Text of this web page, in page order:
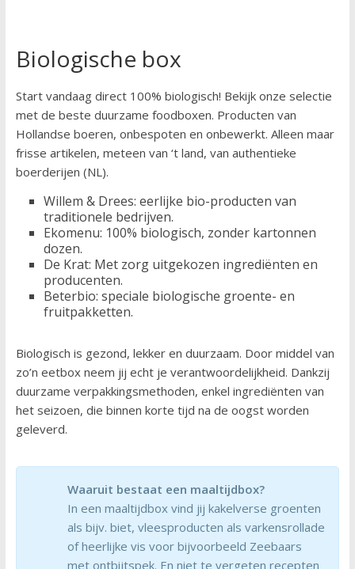
Biologische box
Start vandaag direct 100% biologisch! Bekijk onze selectie
met de beste duurzame foodboxen. Producten van
Hollandse boeren, onbespoten en onbewerkt. Alleen maar
frisse artikelen, meteen van ‘t land, van authentieke
boerderijen (NL).
Willem & Drees: eerlijke bio-producten van
traditionele bedrijven.
Ekomenu: 100% biologisch, zonder kartonnen
dozen.
De Krat: Met zorg uitgekozen ingrediënten en
producenten.
Beterbio: speciale biologische groente- en
fruitpakketten.
Biologisch is gezond, lekker en duurzaam. Door middel van
zo’n eetbox neem jij echt je verantwoordelijkheid. Dankzij
duurzame verpakkingsmethoden, enkel ingrediënten van
het seizoen, die binnen korte tijd na de oogst worden
geleverd.
Waaruit bestaat een maaltijdbox?
In een maaltijdbox vind jij kakelverse groenten
als bijv. biet, vleesproducten als varkensrollade
of heerlijke vis voor bijvoorbeeld Zeebaars
met ontbijtspek. En niet te vergeten recepten